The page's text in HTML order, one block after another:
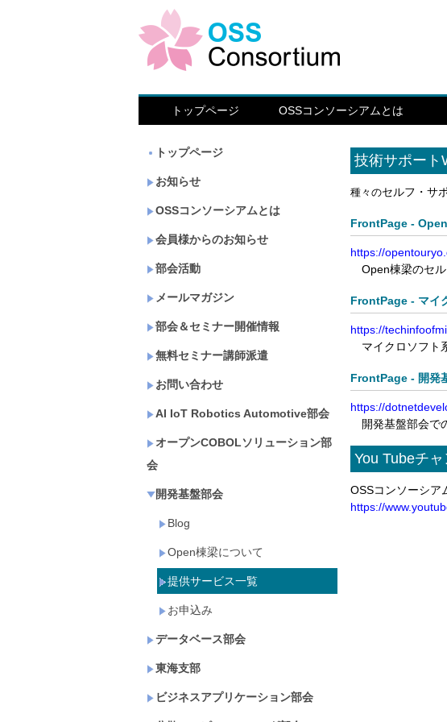
トップページ OSSコンソーシアムとは
トップページ
お知らせ
OSSコンソーシアムとは
会員様からのお知らせ
部会活動
メールマガジン
部会＆セミナー開催情報
無料セミナー講師派遣
お問い合わせ
AI IoT Robotics Automotive部会
オープンCOBOLソリューション部
会
開発基盤部会
Blog
Open棟梁について
提供サービス一覧
お申込み
データベース部会
東海支部
ビジネスアプリケーション部会
技術サポート
種々のセルフ・サ
FrontPage -
https://
Open棟梁のセル
FrontPage - マイ
https://
マイクロソフト
FrontPage - 開発
https://
開発基盤部会で
You Tubeチ
OSSコンソーシア
https://